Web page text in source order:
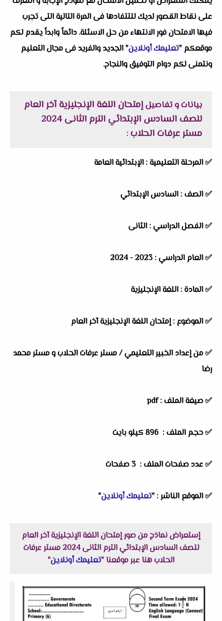
على نقاط القصور لديك للتتفادها فى المرة التالية التى تجرب
فيها الامتحان فور الانتهاء من حل الاسئلة. دائماً وابداً يقدم لكم
موقعكم "تعليمك أونلاين" الجديد والفريد فى مجال التعليم
ونتمنى لكم دوام التوفيق والنجاح.
بيانات و تفاصيلإمتحان اللغة الإنجليزية آخر العام
للصف السادس الإبتدائي الترم الثانى 2024
مستر عرفات الحلاب:
✅المرحلة التعليمية : الإبتدائية العامة
✅الصف : السادس الإبتدائي
✅الفصل الدراسي : الثانى
✅العام الدراسي :
✅المادة : اللغة الإنجليزية
✅الموضوع :إمتحان اللغة الإنجليزية آخر العام
✅من إعداد الخبير التعليمي / مستر عرفات الحلاب و مستر محمد
رضا
✅ صيغة الملف : pdf
✅ حجم الملف : 896 كيلو بايت
✅ عدد صفحات الملف : 3 صفحات
✅الموقع الناشر : "تعليمك أونلاين"
إستعراض نماذج من صور إمتحان اللغة الإنجليزية آخر العام
للصف السادس الإبتدائي الترم الثانى 2024 مستر عرفات
الحلاب هنا عبر موقعنا "تعليمك أونلاين"